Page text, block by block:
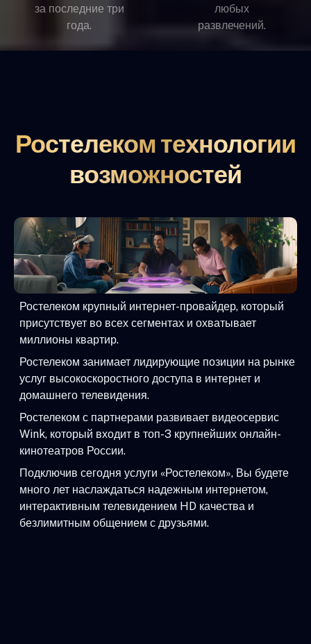
за последние три
года.
любых
развлечений.
Ростелеком технологии
возможностей
Ростелеком крупный интернет-провайдер, который
присутствует во всех сегментах и охватывает
миллионы квартир.
Ростелеком занимает лидирующие позиции на рынке
услуг высокоскоростного доступа в интернет и
домашнего телевидения.
Ростелеком с партнерами развивает видеосервис
Wink, который входит в топ-3 крупнейших онлайн-
кинотеатров России.
Подключив сегодня услуги «Ростелеком», Вы будете
много лет наслаждаться надежным интернетом,
интерактивным телевидением HD качества и
безлимитным общением с друзьями.